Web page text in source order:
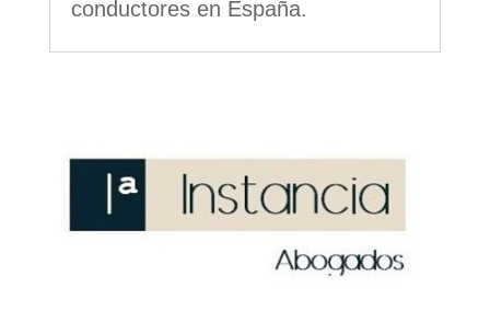
conductores en España.